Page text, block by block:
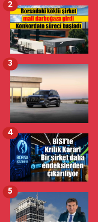
2
3
4
5